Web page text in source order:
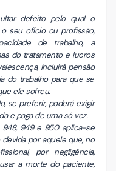
defeito pelo qual o
seu ofício ou profissão,
de trabalho, a
do tratamento e lucros
incluirá pensão
do trabalho para que se
ele sofreu.
se preferir, poderá exigir
e paga de uma só vez.
948, 949 e 950 aplica-se
por aquele que, no
por negligência,
a morte do paciente,